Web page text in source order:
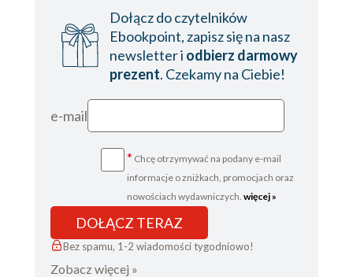
Dołącz do czytelników
Ebookpoint, zapisz się na nasz
newsletter i odbierz darmowy
prezent. Czekamy na Ciebie!
e-mail
* Chcę otrzymywać na podany e-mail
informacje o zniżkach, promocjach oraz
nowościach wydawniczych. więcej »
DOŁĄCZ TERAZ
Bez spamu, 1-2 wiadomości tygodniowo!
Zobacz więcej »